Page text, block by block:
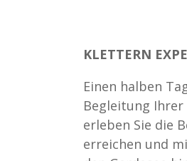
KLETTERN
Einen halben
Begleitung
erleben Sie die
erreichen und